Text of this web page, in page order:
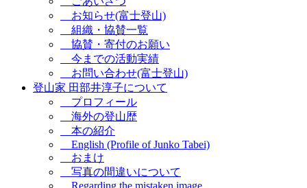
お知らせ(富士登山)
組織・協賛一覧
協賛・寄付のお願い
今までの活動実績
お問い合わせ(富士登山)
登山家 田部井淳子について
プロフィール
海外の登山歴
本の紹介
English (Profile of Junko Tabei)
おまけ
写真の間違いについて